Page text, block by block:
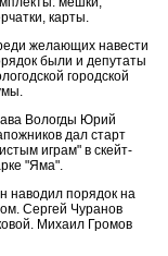
карты.
желающих навести
были и депутаты
городской
Вологды Юрий
дал старт
играм" в скейт-
"Яма".
наводил порядок на
Сергей Чуранов
Михаил Громов